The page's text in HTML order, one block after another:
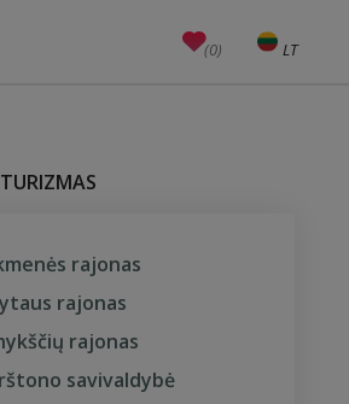
(0) LT
EN
rajonas
rajonas
rajonas
savivaldybė